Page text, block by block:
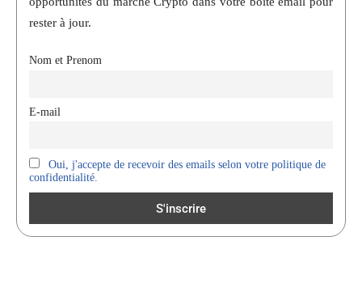
rester à jour.
Nom et Prenom
E-mail
Oui, j'accepte de recevoir des emails selon votre politique de
confidentialité.